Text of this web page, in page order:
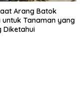
Arang Batok
untuk Tanaman yang
Diketahui